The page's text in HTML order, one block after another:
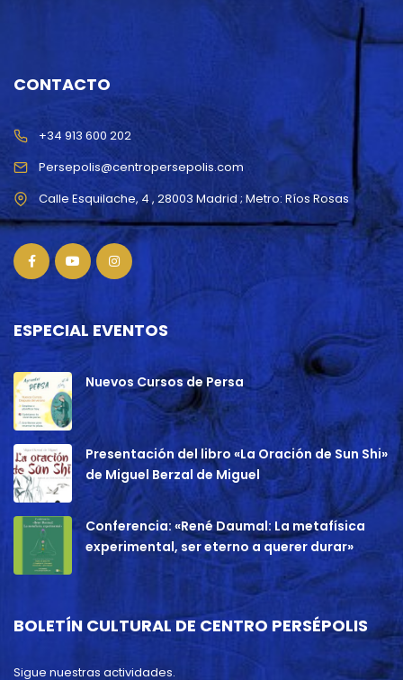
CONTACTO
Persepolis@centropersepolis.com
+34 913 600 202
ESPECIAL EVENTOS
Nuevos Cursos de Persa
Presentación del libro «La Oración de Sun Shi»
de Miguel Berzal de Miguel
Conferencia: «René Daumal: La metafísica
experimental, ser eterno a querer durar»
BOLETÍN CULTURAL DE CENTRO PERSÉPOLIS
Sigue nuestras actividades.